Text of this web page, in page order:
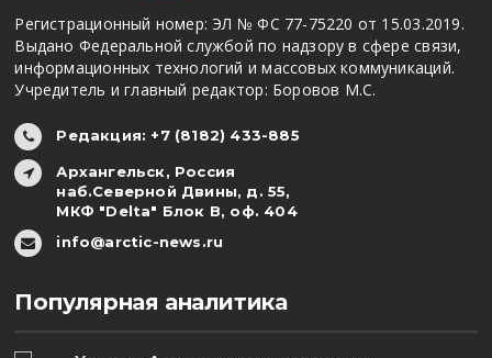
Регистрационный номер: ЭЛ № ФС 77-75220 от 15.03.2019.
Выдано Федеральной службой по надзору в сфере связи,
информационных технологий и массовых коммуникаций.
Учредитель и главный редактор: Боровов М.С.
Редакция: +7 (8182) 433-885
Архангельск, Россия
наб.Северной Двины, д. 55,
МКФ "Delta" Блок В, оф. 404
info@arctic-news.ru
Популярная аналитика